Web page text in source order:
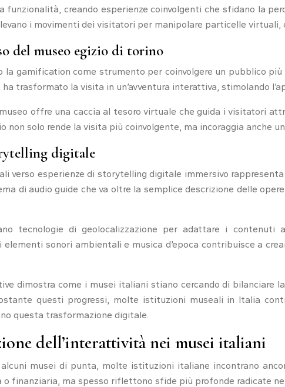
creando esperienze coinvolgenti che sfidano la
i movimenti dei visitatori per manipolare particelle
del museo egizio di torino
la gamification come strumento per coinvolgere un pubblico
ha trasformato la visita in un’avventura interattiva, stimolando
offre una caccia al tesoro virtuale che guida i visitatori
non solo rende la visita più coinvolgente, ma incoraggia anche
digitale
verso esperienze di storytelling digitale immersivo
di audio guide che va oltre la semplice descrizione delle
tecnologie di geolocalizzazione per adattare i contenuti
elementi sonori ambientali e musica d’epoca contribuisce a
dimostra come i musei italiani stiano cercando di bilanciare
questi progressi, molte istituzioni museali in Italia
questa trasformazione digitale.
dell’interattività nei musei italiani
musei di punta, molte istituzioni italiane incontrano
o finanziaria, ma spesso riflettono sfide più profonde radicate